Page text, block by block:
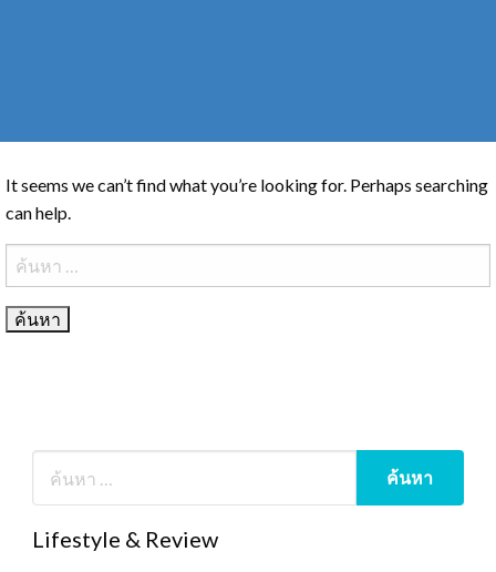
It seems we can’t find what you’re looking for. Perhaps searching
can help.
ค้นหา
สำหรับ:
Lifestyle & Review